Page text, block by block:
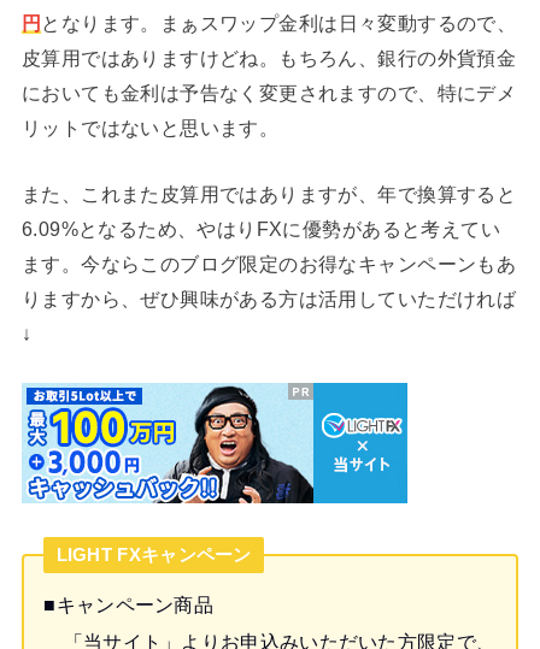
円 となります。まぁスワップ金利は日々変動するので、
皮算用ではありますけどね。もちろん、銀行の外貨預金
においても金利は予告なく変更されますので、特にデメ
リットではないと思います。
また、これまた皮算用ではありますが、年で換算すると
6.09%となるため、やはりFXに優勢があると考えてい
ます。今ならこのブログ限定のお得なキャンペーンもあ
りますから、ぜひ興味がある方は活用していただければ
↓
LIGHT FXキャンペーン
■キャンペーン商品
「当サイト」よりお申込みいただいた方限定で、